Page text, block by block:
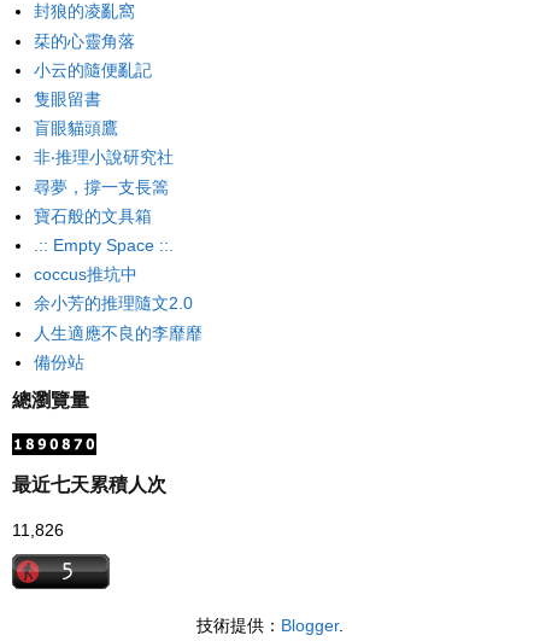
封狼的凌亂窩
栞的心靈角落
小云的隨便亂記
隻眼留書
盲眼貓頭鷹
非‧推理小說研究社
尋夢，撐一支長篙
寶石般的文具箱
.:: Empty Space ::.
coccus推坑中
余小芳的推理隨文2.0
人生適應不良的李靡靡
備份站
總瀏覽量
最近七天累積人次
11,826
技術提供： Blogger.